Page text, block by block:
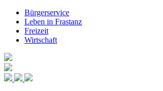
Bürgerservice
Leben in Frastanz
Freizeit
Wirtschaft